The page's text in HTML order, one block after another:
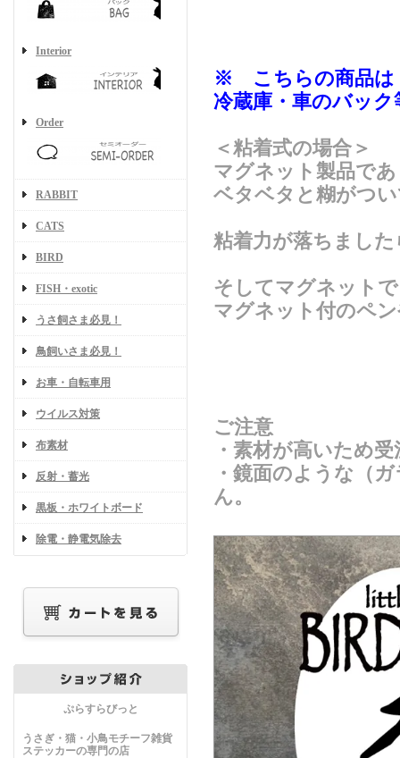
Interior
Order
RABBIT
CATS
BIRD
FISH・exotic
うさ飼さま必見！
鳥飼いさま必見！
お車・自転車用
ウイルス対策
布素材
反射・蓄光
黒板・ホワイトボード
除電・静電気除去
ぷらすらびっと
うさぎ・猫・小鳥モチーフ雑貨
ステッカーの専門の店
※ こちらの商品
冷蔵庫・車のバッ
＜粘着式の場合＞
マグネット製品で
ベタベタと糊がつ
粘着力が落ちまし
そしてマグネット
マグネット付のペ
ご注意
・素材が高いため
・鏡面のような（
ん。